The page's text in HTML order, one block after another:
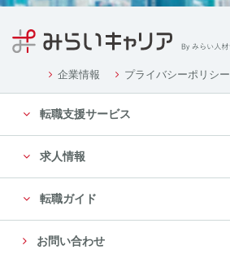
企業情報 プライバシーポリシー
転職支援サービス
求人情報
転職ガイド
お問い合わせ